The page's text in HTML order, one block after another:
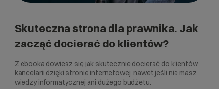
Skuteczna strona dla prawnika. Jak
zacząć docierać do klientów?
Z ebooka dowiesz się jak skutecznie docierać do klientów
kancelarii dzięki stronie internetowej, nawet jeśli nie masz
wiedzy informatycznej ani dużego budżetu.